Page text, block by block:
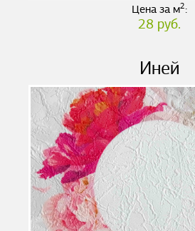
Цена за м2:
28 руб.
Иней